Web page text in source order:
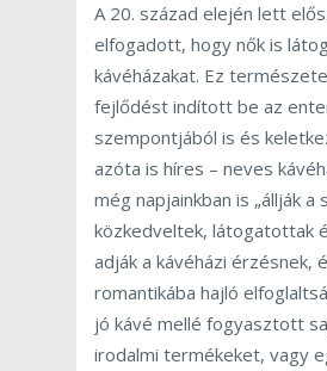
A 20. század elején lett
elfogadott, hogy nők is
kávéházakat. Ez
fejlődést indított be az
szempontjából is és
azóta is híres – neves
még napjainkban is „állják a
közkedveltek, látogatottak
adják a kávéházi érzésnek,
romantikába hajló
jó kávé mellé fogyasztott
irodalmi termékeket, vagy